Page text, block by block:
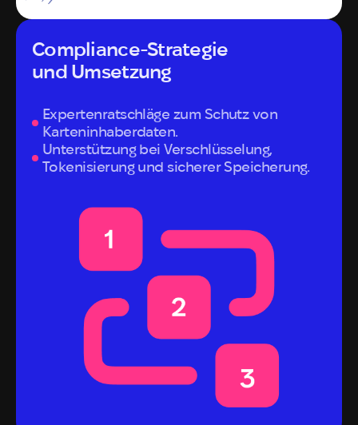
Compliance-Strategie
und Umsetzung
Expertenratschläge zum Schutz von
Karteninhaberdaten.
Unterstützung bei Verschlüsselung,
Tokenisierung und sicherer Speicherung.